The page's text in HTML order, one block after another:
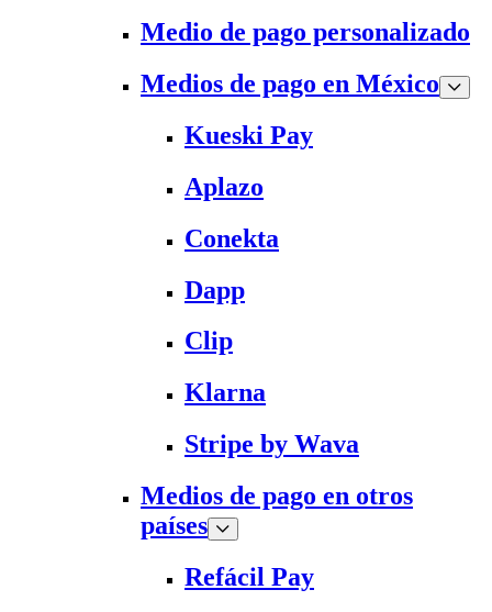
Medio de pago personalizado
Medios de pago en México
Kueski Pay
Aplazo
Conekta
Dapp
Clip
Klarna
Stripe by Wava
Medios de pago en otros
países
Refácil Pay